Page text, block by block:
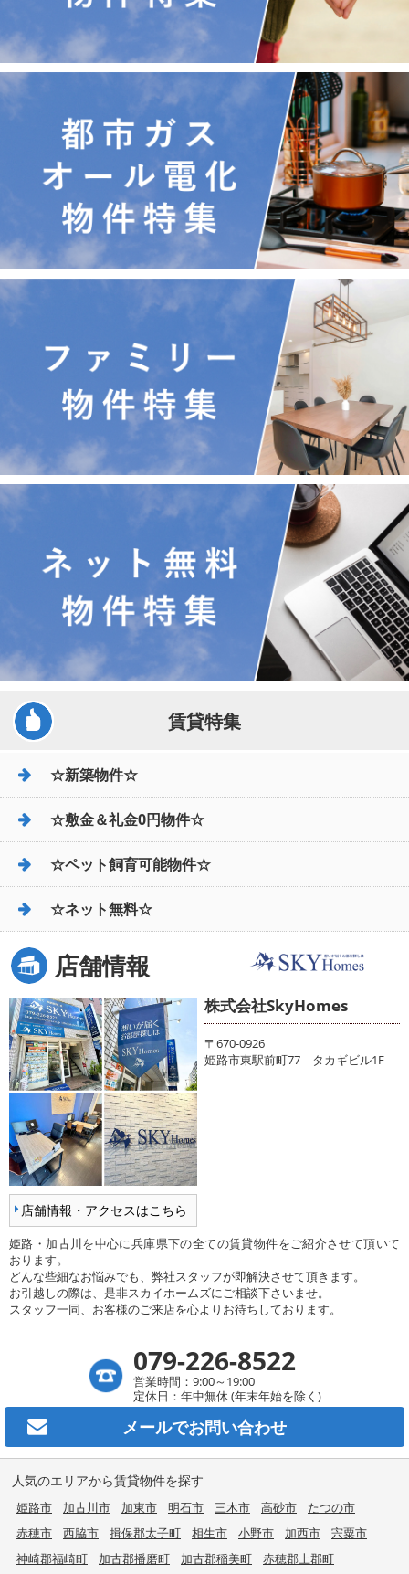
賃貸特集
☆新築物件☆
☆敷金＆礼金0円物件☆
☆ペット飼育可能物件☆
☆ネット無料☆
店舗情報
店舗情報・アクセスはこちら
株式会社SkyHomes
〒670-0926
姫路市東駅前町77 タカギビル1F
姫路・加古川を中心に兵庫県下の全ての賃貸物件をご紹介させて頂いて
おります。
どんな些細なお悩みでも、弊社スタッフが即解決させて頂きます。
お引越しの際は、是非スカイホームズにご相談下さいませ。
スタッフ一同、お客様のご来店を心よりお待ちしております。
079-226-8522
営業時間：9:00～19:00
定休日：年中無休 (年末年始を除く)
メールでお問い合わせ
人気のエリアから賃貸物件を探す
姫路市 加古川市 加東市 明石市 三木市 高砂市
たつの市
赤穂市
西脇市 揖保郡太子町 相生市 小野市 加西市
宍粟市
神崎郡福崎町
加古郡播磨町 加古郡稲美町
赤穂郡上郡町